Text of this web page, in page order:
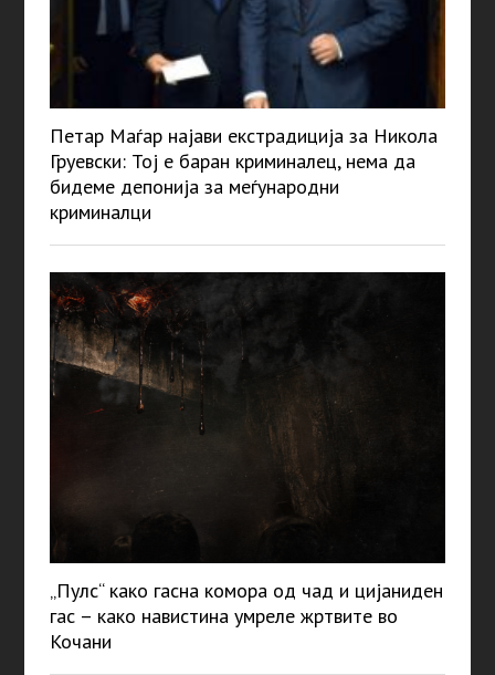
Петар Маѓар најави екстрадиција за Никола
Груевски: Тој е баран криминалец, нема да
бидеме депонија за меѓународни
криминалци
„Пулс“ како гасна комора од чад и цијаниден
гас – како навистина умреле жртвите во
Кочани